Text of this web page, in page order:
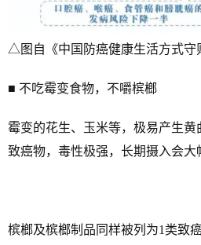
△图自《中国防癌健康生活方式守
■ 不吃霉变食物，不嚼槟榔
霉变的花生、玉米等，极易产生黄
致癌物，毒性极强，长期摄入会大
槟榔及槟榔制品同样被列为1类致